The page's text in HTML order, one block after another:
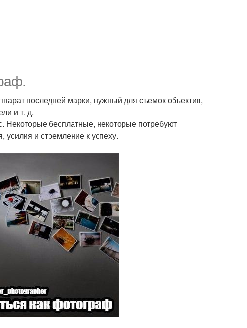
последней марки, нужный для съемок объектив,
и т. д.
Некоторые бесплатные, некоторые потребуют
и стремление к успеху.